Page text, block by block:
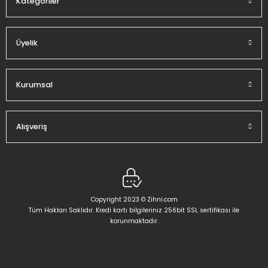
Üyelik
Kurumsal
Alışveriş
Copyright 2023 © Zihni.com
Tüm Hakları Saklıdır. Kredi kartı bilgileriniz 256bit SSL sertifikası ile
korunmaktadır.